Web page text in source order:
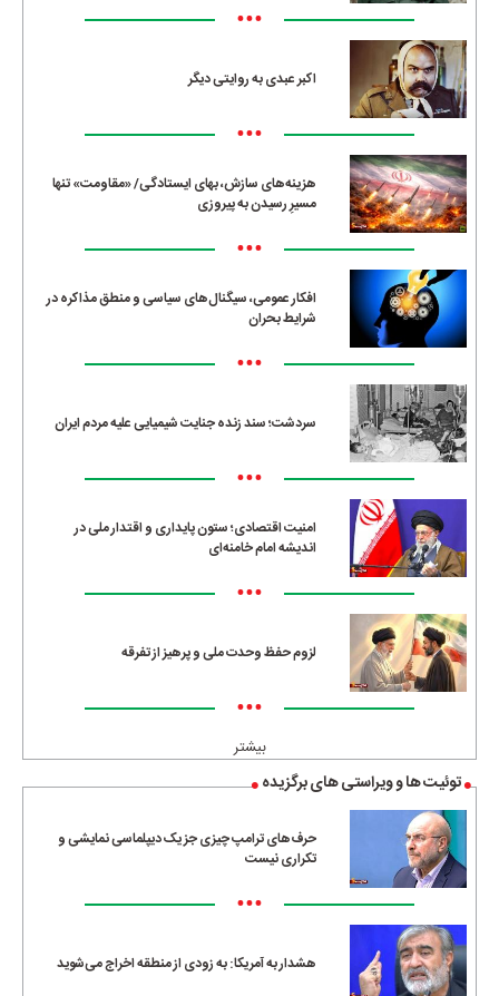
•••
اکبر عبدی به روایتی دیگر
•••
هزینه‌های سازش، بهای ایستادگی/ «مقاومت» تنها
مسیرِ رسیدن به پیروزی
•••
افکار عمومی، سیگنال‌های سیاسی و منطق مذاکره در
شرایط بحران
•••
سردشت؛ سند زنده جنایت شیمیایی علیه مردم ایران
•••
امنیت اقتصادی؛ ستون پایداری و اقتدار ملی در
اندیشه امام خامنه‌ای
•••
لزوم حفظ وحدت ملی و پرهیز از تفرقه
•••
بیشتر
توئیت ها و ویراستی های برگزیده
حرف‌های ترامپ چیزی جز یک دیپلماسی نمایشی و
تکراری نیست
•••
هشدار به آمریکا: به زودی از منطقه اخراج می‌شوید